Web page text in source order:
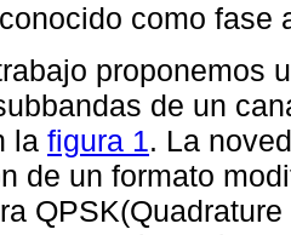
como fase
proponemos
de un
la figura 1. La
de un formato